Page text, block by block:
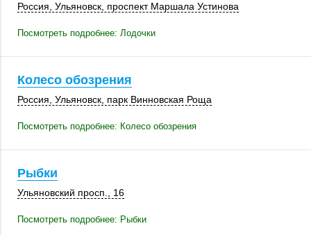
Россия Ульяновск , проспект Маршала Устинова
Посмотреть подробнее: Лодочки
Колесо обозрения
Россия Ульяновск , парк Винновская Роща
Посмотреть подробнее: Колесо обозрения
Рыбки
Ульяновский просп., 16
Посмотреть подробнее: Рыбки